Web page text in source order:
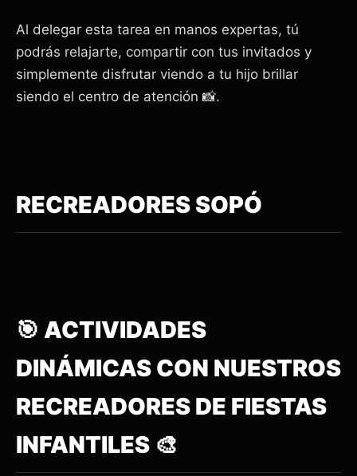
Al delegar esta tarea en manos expertas, tú
podrás relajarte, compartir con tus invitados y
simplemente disfrutar viendo a tu hijo brillar
siendo el centro de atención 📸.
RECREADORES SOPÓ
🎯 ACTIVIDADES
DINÁMICAS CON NUESTROS
RECREADORES DE FIESTAS
INFANTILES 🎨